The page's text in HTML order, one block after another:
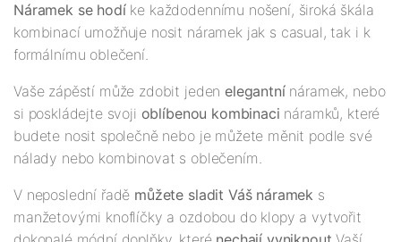
Náramek se hodíke každodennímu nošení, široká škála
kombinací umožňuje nosit náramek jak s casual, tak i k
formálnímu oblečení.
Vaše zápěstí může zdobit jeden elegantní náramek, nebo
si poskládejte svoji oblíbenou kombinaci náramků, které
budete nosit společně nebo je můžete měnit podle své
nálady nebo kombinovat s oblečením.
V neposlední řadě můžete sladit Váš náramek s
manžetovými knoflíčky a ozdobou do klopy a vytvořit